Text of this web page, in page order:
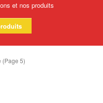
et nos produits
(Page 5)